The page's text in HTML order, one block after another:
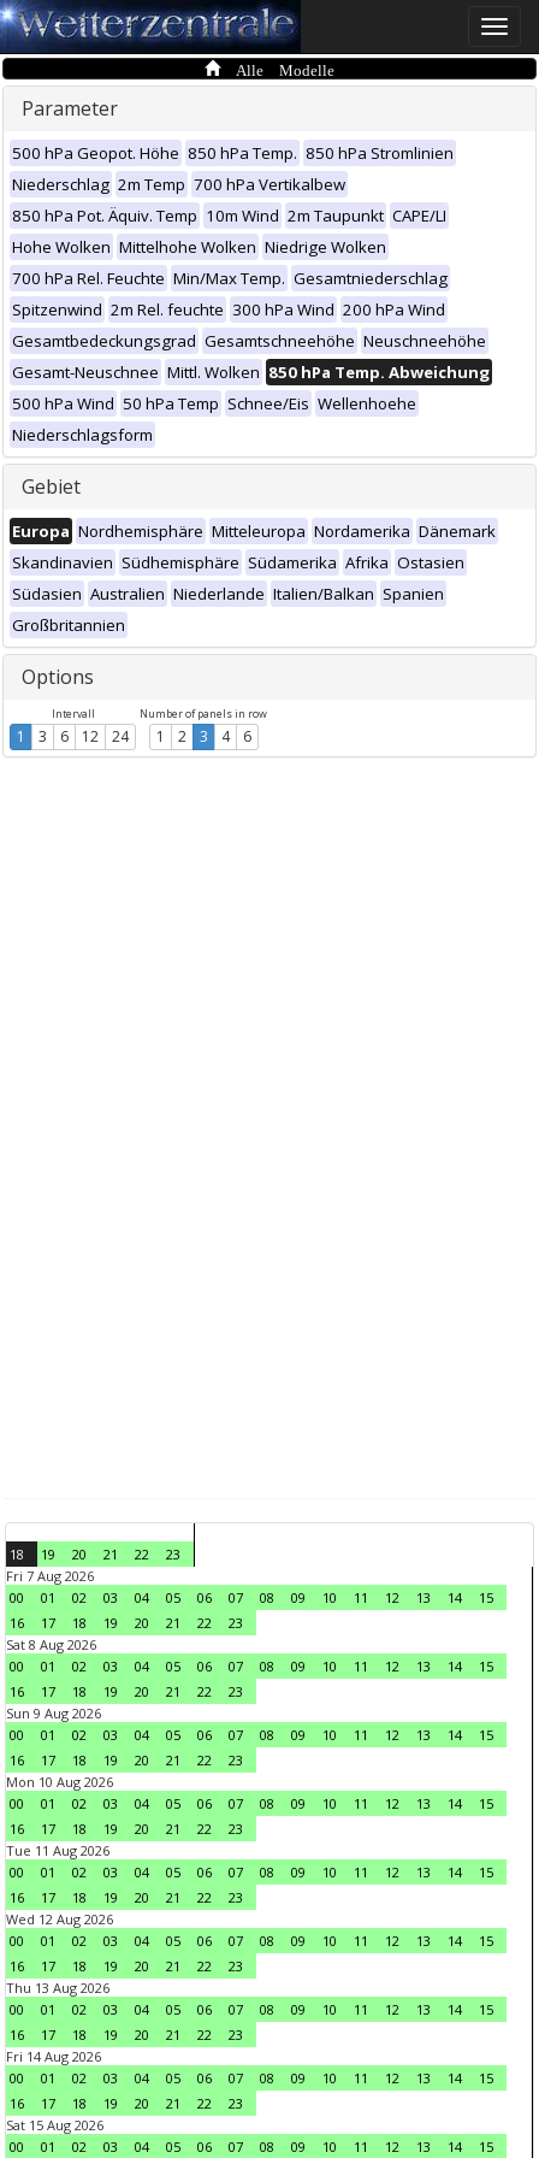
Toggle
Alle Modelle
Parameter
500 hPa Geopot. Höhe 850 hPa Temp. 850 hPa Stromlinien
Niederschlag 2m Temp 700 hPa Vertikalbew
850 hPa Pot. Äquiv. Temp 10m Wind 2m Taupunkt CAPE/LI
Hohe Wolken Mittelhohe Wolken Niedrige Wolken
700 hPa Rel. Feuchte Min/Max Temp. Gesamtniederschlag
Spitzenwind 2m Rel. feuchte 300 hPa Wind 200 hPa Wind
Gesamtbedeckungsgrad Gesamtschneehöhe Neuschneehöhe
Gesamt-Neuschnee Mittl. Wolken 850 hPa Temp. Abweichung
500 hPa Wind 50 hPa Temp Schnee/Eis Wellenhoehe
Niederschlagsform
Gebiet
Europa Nordhemisphäre Mitteleuropa Nordamerika Dänemark
Skandinavien Südhemisphäre Südamerika Afrika Ostasien
Südasien Australien Niederlande Italien/Balkan Spanien
Großbritannien
Options
Intervall
1 3 6 12 24
Number of panels in row
1 2 3 4 6
18 19 20 21 22
23
Fri 7 Aug 2026
00
01 02 03 04 05 06 07 08 09 10 11 12 13 14
15
16
17 18 19 20 21 22
23
Sat 8 Aug 2026
00
01 02 03 04 05 06 07 08 09 10 11 12 13 14
15
16
17 18 19 20 21 22
23
Sun 9 Aug 2026
00
01 02 03 04 05 06 07 08 09 10 11 12 13 14
15
16
17 18 19 20 21 22
23
Mon 10 Aug 2026
00
01 02 03 04 05 06 07 08 09 10 11 12 13 14
15
16
17 18 19 20 21 22
23
Tue 11 Aug 2026
00
01 02 03 04 05 06 07 08 09 10 11 12 13 14
15
16
17 18 19 20 21 22
23
Wed 12 Aug 2026
00
01 02 03 04 05 06 07 08 09 10 11 12 13 14
15
16
17 18 19 20 21 22
23
Thu 13 Aug 2026
00
01 02 03 04 05 06 07 08 09 10 11 12 13 14
15
16
17 18 19 20 21 22
23
Fri 14 Aug 2026
00
01 02 03 04 05 06 07 08 09 10 11 12 13 14
15
16
17 18 19 20 21 22
23
Sat 15 Aug 2026
00
01 02 03 04 05 06 07 08 09 10 11 12 13 14 15